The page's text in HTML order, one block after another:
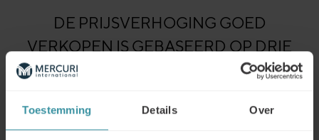
Toestemming Details Over
DE PRIJSVERHOGING GOED
VERKOPEN IS GEBASEERD OP DRIE
1